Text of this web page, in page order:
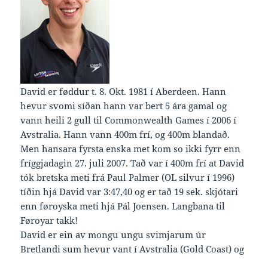
David er føddur t. 8. Okt. 1981 í Aberdeen. Hann
hevur svomi síðan hann var bert 5 ára gamal og
vann heili 2 gull til Commonwealth Games í 2006 í
Avstralia. Hann vann 400m frí, og 400m blandað.
Men hansara fyrsta enska met kom so ikki fyrr enn
fríggjadagin 27. juli 2007. Tað var í 400m frí at David
tók bretska meti frá Paul Palmer (OL silvur í 1996)
tíðin hjá David var 3:47,40 og er tað 19 sek. skjótari
enn føroyska meti hjá Pál Joensen. Langbana til
Føroyar takk!
David er ein av mongu ungu svimjarum úr
Bretlandi sum hevur vant í Avstralia (Gold Coast) og